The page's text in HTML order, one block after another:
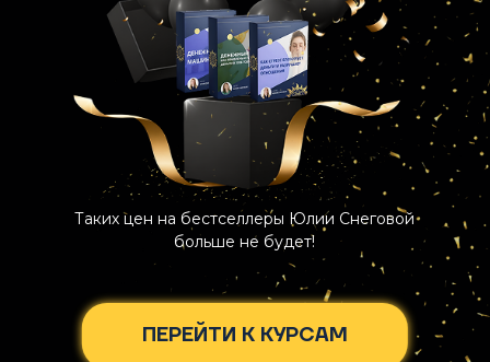
Таких цен на бестселлеры Юлии Снеговой
больше не будет!
ПЕРЕЙТИ К КУРСАМ